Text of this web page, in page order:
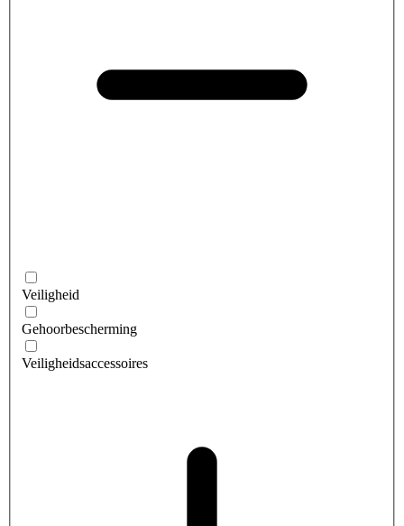
Veiligheid
Gehoorbescherming
Veiligheidsaccessoires